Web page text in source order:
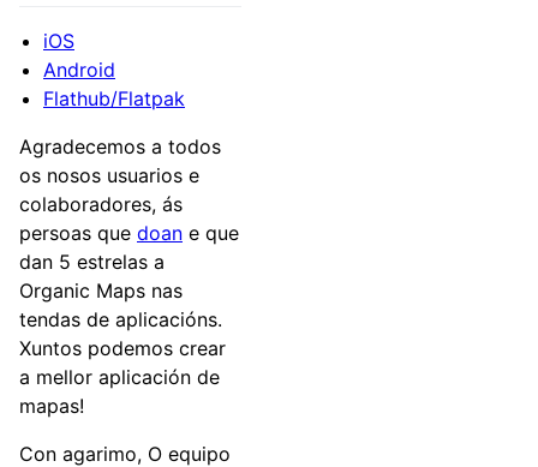
iOS
Android
Flathub/Flatpak
Agradecemos a todos
os nosos usuarios e
colaboradores, ás
persoas que doan e que
dan 5 estrelas a
Organic Maps nas
tendas de aplicacións.
Xuntos podemos crear
a mellor aplicación de
mapas!
Con agarimo, O equipo